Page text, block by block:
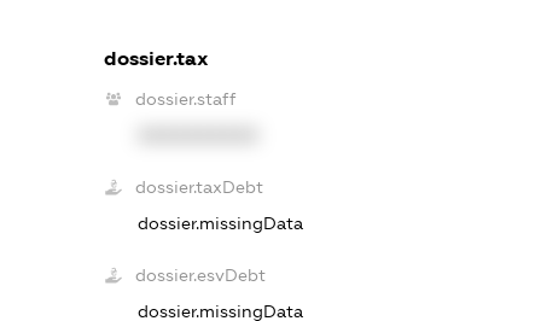
dossier.tax
dossier.staff
dossier.taxDebt
dossier.missingData
dossier.esvDebt
dossier.missingData